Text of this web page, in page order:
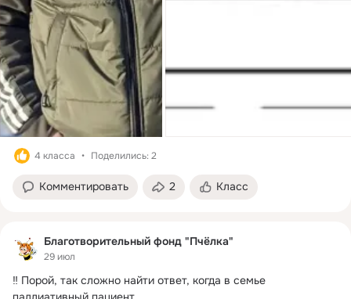
4 класса Поделились: 2
Комментировать 2 Класс
Благотворительный фонд "Пчёлка"
29 июл
‼️ Порой, так сложно найти ответ, когда в семье